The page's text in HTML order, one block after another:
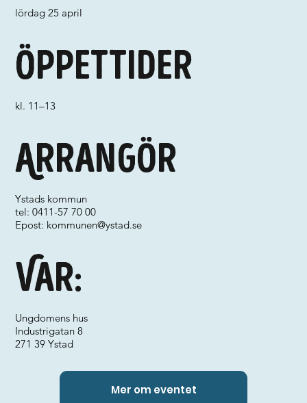
lördag 25 april
Var:
Arrangör
Ystads kommun
tel: 0411-57 70 00
Epost: kommunen@ystad.se
Ungdomens hus
Industrigatan 8
271 39 Ystad
Öppettider
kl. 11–13
Mer om eventet